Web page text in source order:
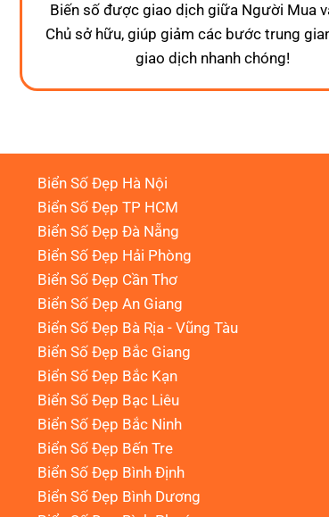
Biến số được giao dịch giữa Người Mua
Chủ sở hữu, giúp giảm các bước trung
giao dịch nhanh chóng!
Biển Số Đẹp Hà Nội
Biển Số Đẹp TP HCM
Biển Số Đẹp Đà Nẵng
Biển Số Đẹp Hải Phòng
Biển Số Đẹp Cần Thơ
Biển Số Đẹp An Giang
Biển Số Đẹp Bà Rịa - Vũng Tàu
Biển Số Đẹp Bắc Giang
Biển Số Đẹp Bắc Kạn
Biển Số Đẹp Bạc Liêu
Biển Số Đẹp Bắc Ninh
Biển Số Đẹp Bến Tre
Biển Số Đẹp Bình Định
Biển Số Đẹp Bình Dương